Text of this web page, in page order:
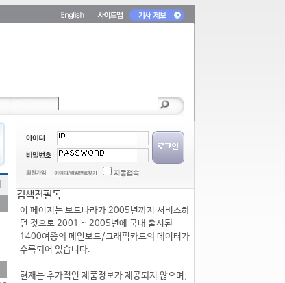
검색전필독
이 페이지는 보드나라가 2005년까지 서비스하
던 것으로 2001 ~ 2005년에 국내 출시된
1400여종의 메인보드/그래픽카드의 데이터가
수록되어 있습니다.
현재는 추가적인 제품정보가 제공되지 않으며,